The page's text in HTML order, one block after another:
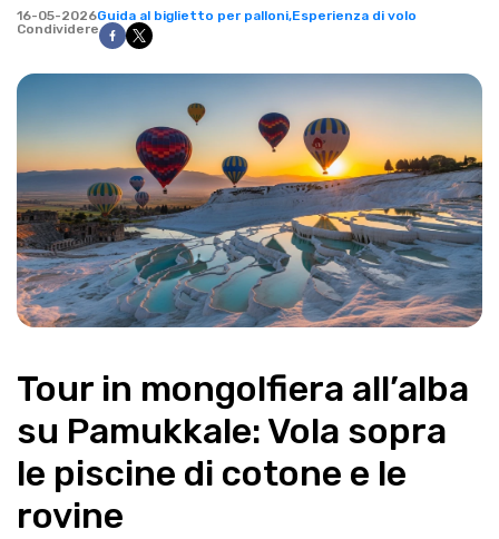
16-05-2026Guida al biglietto per palloni,Esperienza di volo
Condividere
Tour in mongolfiera all’alba
su Pamukkale: Vola sopra
le piscine di cotone e le
rovine